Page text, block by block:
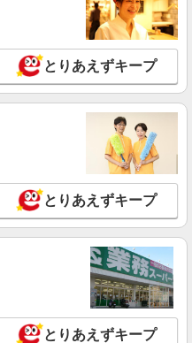
とりあえずキープ
とりあえずキープ
とりあえずキープ